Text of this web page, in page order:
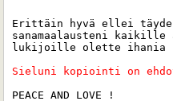
Erittäin hyvä ellei
sanamaalausteni
lukijoille olette ihania
Sieluni kopiointi on
PEACE AND LOVE !